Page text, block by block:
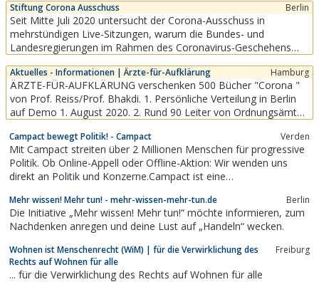
Ebenen gegen die AfD zu einem höchst
undemokratischen Kartell zusammenschließen.
So soll die AfD aus dem politischen Diskurs
verdrängt und...
Stiftung Corona Ausschuss Berlin
Seit Mitte Juli 2020 untersucht der Corona-Ausschuss in
mehrstündigen Live-Sitzungen, warum die Bundes- und
Landesregierungen im Rahmen des Coronavirus-Geschehens
Folgen....
Aktuelles - Informationen | Ärzte-für-Aufklärung Hamburg
ÄRZTE-FÜR-AUFKLÄRUNG verschenken 500 Bücher "Corona "
von Prof. Reiss/Prof. Bhakdi. 1. Persönliche Verteilung in Berlin
auf Demo 1. August 2020. 2. Rund 90 Leiter von Ordnungsämter
Anlage zu einem Einschreiben der ÄRZTE-FÜR-AUFKLÄRUNG.
Campact bewegt Politik! - Campact Verden
Mit Campact streiten über 2 Millionen Menschen für progressive
Politik. Ob Online-Appell oder Offline-Aktion: Wir wenden uns
direkt an Politik und Konzerne.Campact ist eine
progressive Politik streiten.
Mehr wissen! Mehr tun! - mehr-wissen-mehr-tun.de Berlin
Die Initiative „Mehr wissen! Mehr tun!“ möchte informieren, zum
Nachdenken anregen und deine Lust auf „Handeln“ wecken.
Wohnen ist Menschenrecht (WiM) | für die Verwirklichung des
Rechts auf Wohnen für alle
Freiburg
... für die Verwirklichung des Rechts auf Wohnen für alle